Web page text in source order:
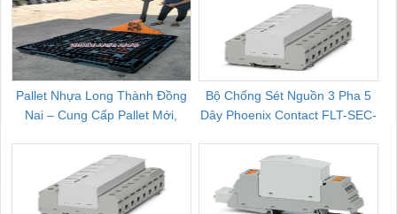
Pallet Nhựa Long Thành Đồng
Nai – Cung Cấp Pallet Mới,
Bộ Chống Sét Nguồn 3 Pha 5
Dây Phoenix Contact FLT-SEC-